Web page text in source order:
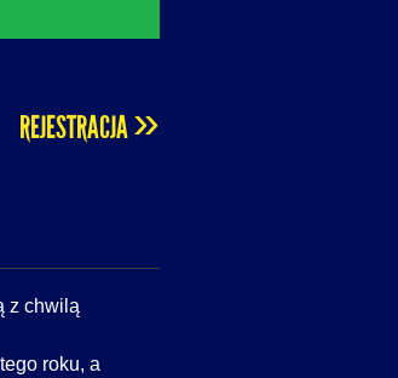
REJESTRACJA»
z chwilą
roku, a